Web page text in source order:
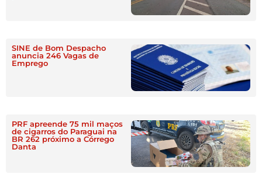
SINE de Bom Despacho
anuncia 246 Vagas de
Emprego
PRF apreende 75 mil maços
de cigarros do Paraguai na
BR 262 próximo a Córrego
Danta